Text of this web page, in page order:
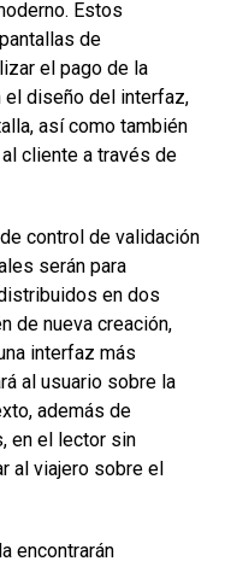
Estos
de
el pago de la
el diseño del interfaz,
así como también
cliente a través de
control de validación
serán para
en dos
de nueva creación,
interfaz más
al usuario sobre la
además de
en el lector sin
al viajero sobre el
encontrarán